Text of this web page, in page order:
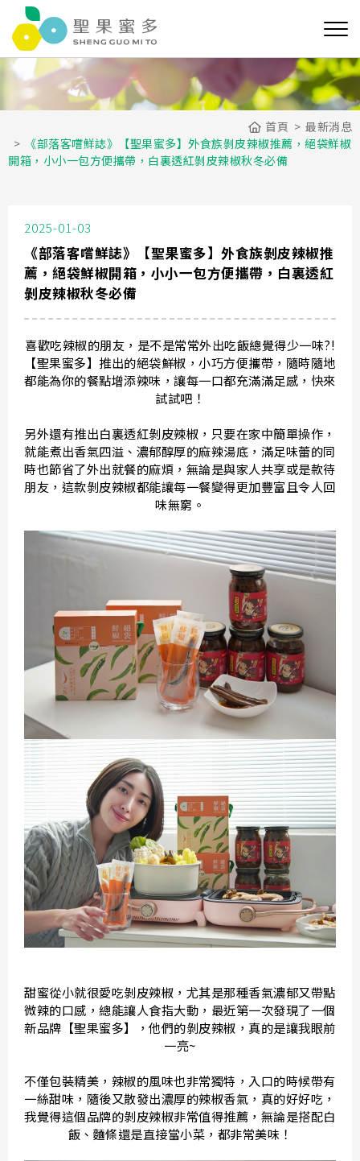
首頁
最新消息
《部落客嚐鮮誌》【聖果蜜多】外食族剝皮辣椒推薦，絕袋鮮椒
開箱，小小一包方便攜帶，白裏透紅剝皮辣椒秋冬必備
2025-01-03
《部落客嚐鮮誌》【聖果蜜多】外食族剝皮辣椒推
薦，絕袋鮮椒開箱，小小一包方便攜帶，白裏透紅
剝皮辣椒秋冬必備
喜歡吃辣椒的朋友，是不是常常外出吃飯總覺得少一味?!
【聖果蜜多】推出的絕袋鮮椒，小巧方便攜帶，隨時隨地
都能為你的餐點增添辣味，讓每一口都充滿滿足感，快來
試試吧！
另外還有推出白裏透紅剝皮辣椒，只要在家中簡單操作，
就能煮出香氣四溢、濃郁醇厚的麻辣湯底，滿足味蕾的同
時也節省了外出就餐的麻煩，無論是與家人共享或是款待
朋友，這款剝皮辣椒都能讓每一餐變得更加豐富且令人回
味無窮。
甜蜜從小就很愛吃剝皮辣椒，尤其是那種香氣濃郁又帶點
微辣的口感，總能讓人食指大動，最近第一次發現了一個
新品牌【聖果蜜多】，他們的剝皮辣椒，真的是讓我眼前
一亮~
不僅包裝精美，辣椒的風味也非常獨特，入口的時候帶有
一絲甜味，隨後又散發出濃厚的辣椒香氣，真的好好吃，
我覺得這個品牌的剝皮辣椒非常值得推薦，無論是搭配白
飯、麵條還是直接當小菜，都非常美味！